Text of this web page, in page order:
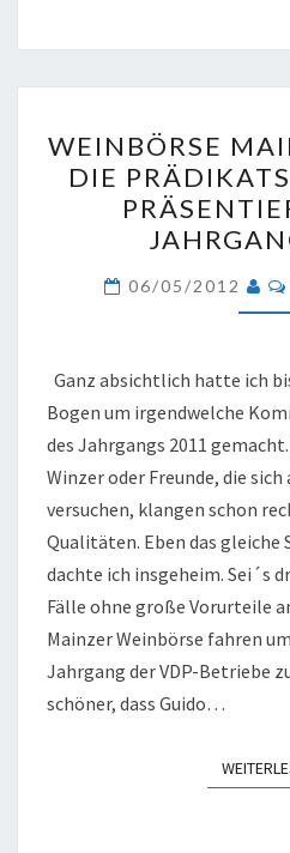
WEINBÖRSE
DIE
06/05/2012
Ganz absichtlich hatte ich
Bogen um irgendwelche
des Jahrgangs 2011
Winzer oder Freunde, die
versuchen, klangen schon
Qualitäten. Eben das gleiche
dachte ich insgeheim. Sei´s
Fälle ohne große Vorurteile
Mainzer Weinbörse fahren
Jahrgang der VDP-Betriebe
schöner, dass Guido…